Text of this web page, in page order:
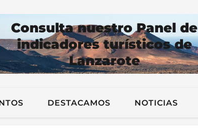
Consulta nuestro Panel de
indicadores turísticos de
Lanzarote
DESTACAMOS NOTICIAS